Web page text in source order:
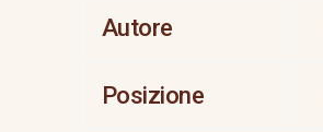
Autore
Posizione